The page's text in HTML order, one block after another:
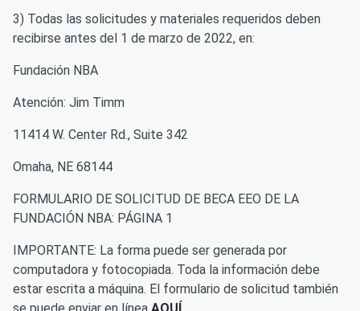
3) Todas las solicitudes y materiales requeridos deben
recibirse antes del 1 de marzo de 2022, en:
Fundación NBA
Atención: Jim Timm
11414 W. Center Rd., Suite 342
Omaha, NE 68144
FORMULARIO DE SOLICITUD DE BECA EEO DE LA
FUNDACIÓN NBA: PÁGINA 1
IMPORTANTE: La forma puede ser generada por
computadora y fotocopiada. Toda la información debe
estar escrita a máquina. El formulario de solicitud también